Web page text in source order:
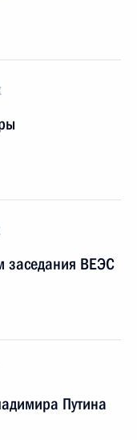
заседания ВЕЭС
Путина